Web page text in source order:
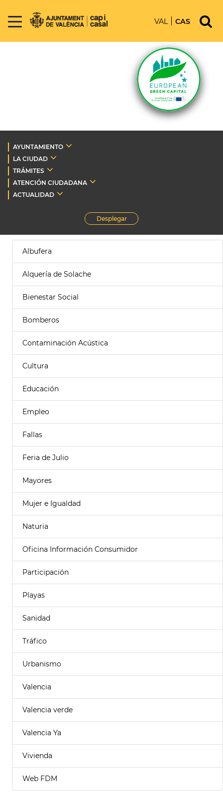
VAL CAS
AYUNTAMIENTO
LA CIUDAD
TRÁMITES
ATENCIÓN CIUDADANA
ACTUALIDAD
Desplegar
Albufera
Alquería de Solache
Bienestar Social
Bomberos
Contaminación Acústica
Cultura
Educación
Empleo
Fallas
Feria de Julio
Mayores
Mujer e Igualdad
Naturia
Oficina Información Consumidor
Participación
Playas
Sanidad
Tráfico
Urbanismo
Valencia
Valencia verde
Valencia Ya
Vivienda
Web FDM